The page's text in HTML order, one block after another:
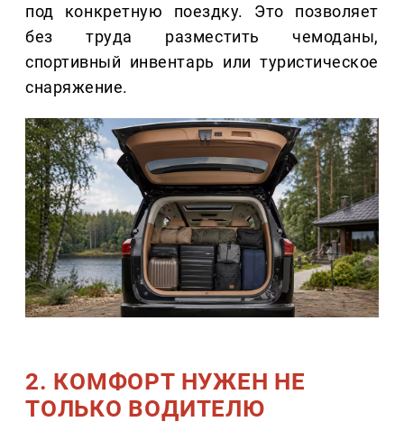
под конкретную поездку. Это позволяет
без труда разместить чемоданы,
спортивный инвентарь или туристическое
снаряжение.
2. КОМФОРТ НУЖЕН НЕ
ТОЛЬКО ВОДИТЕЛЮ